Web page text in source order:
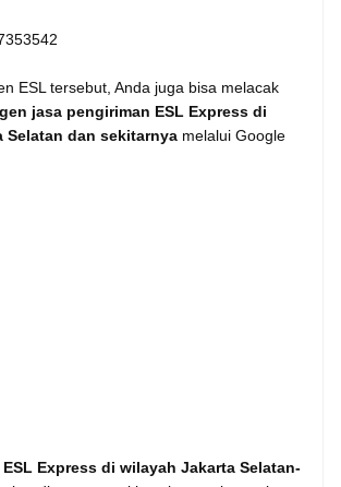
ESL tersebut, Anda juga bisa melacak
jasa pengiriman ESL Express di
Selatan dan sekitarnya melalui Google
Express di wilayah Jakarta Selatan-